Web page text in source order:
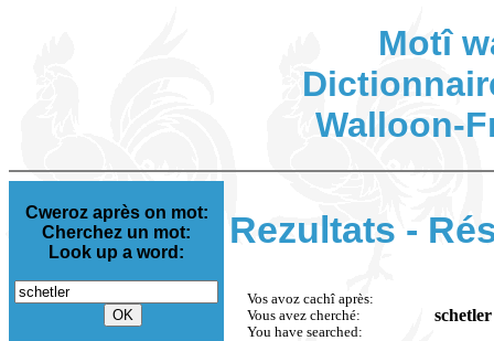
Motî
Walloon-
Cweroz après on mot:
Cherchez un mot:
Look up a word:
Rezultats -
Vos avoz cachî après:
Vous avez cherché:
You have searched:
schetler